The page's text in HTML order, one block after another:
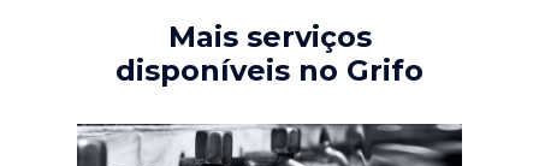
Mais serviços
disponíveis no Grifo